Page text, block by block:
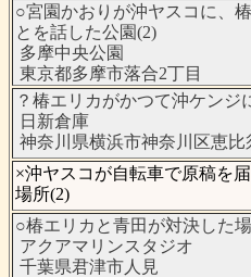
○宮園かおりが沖ヤスコに、
とを話した公園(2)
多摩中央公園
東京都多摩市落合2丁目
？椿エリカがかつて沖ケンジ
日新倉庫
神奈川県横浜市神奈川区恵比
×沖ヤスコが自転車で原稿を
場所(2)
○椿エリカと青田が対決した
アクアマリンスタジオ
千葉県君津市人見